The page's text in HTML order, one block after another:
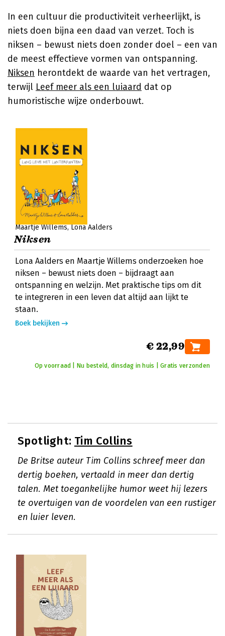
In een cultuur die productiviteit verheerlijkt, is
niets doen bijna een daad van verzet. Toch is
niksen – bewust niets doen zonder doel – een van
de meest effectieve vormen van ontspanning.
Niksen herontdekt de waarde van het vertragen,
terwijl Leef meer als een luiaard dat op
humoristische wijze onderbouwt.
Maartje Willems Lona Aalders
Niksen
Lona Aalders en Maartje Willems onderzoeken hoe
niksen – bewust niets doen – bijdraagt aan
ontspanning en welzijn. Met praktische tips om dit
te integreren in een leven dat altijd aan lijkt te
staan.
Boek bekijken
€ 22,99
Op voorraad | Nu besteld, dinsdag in huis | Gratis verzonden
Spotlight: Tim Collins
De Britse auteur Tim Collins schreef meer dan
dertig boeken, vertaald in meer dan dertig
talen. Met toegankelijke humor weet hij lezers
te overtuigen van de voordelen van een rustiger
en luier leven.